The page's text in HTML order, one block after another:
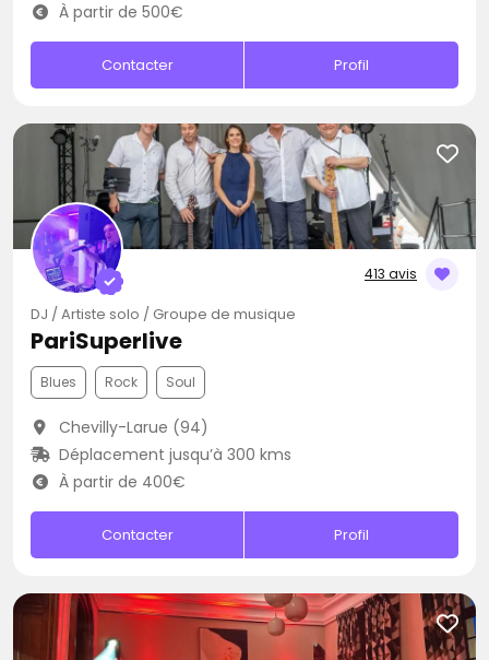
À partir de 500€
Contacter Profil
413 avis
DJ / Artiste solo / Groupe de musique
PariSuperlive
Blues Rock Soul
Chevilly-Larue (94)
Déplacement jusqu’à 300 kms
À partir de 400€
Contacter Profil